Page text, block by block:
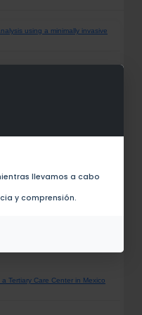
llevamos a cabo
y comprensión.
using a minimally invasive
of death, risk factors and
(2022)
Ventilated Patients With
risk factors and the impact
Tertiary Care Center in Mexico